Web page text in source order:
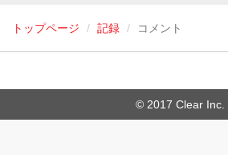
トップページ 記録 コメント
© 2017 Clear Inc.